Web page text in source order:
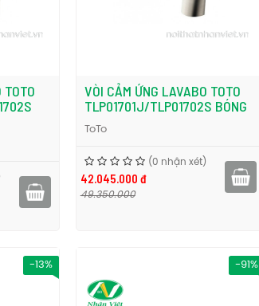
TOTO
VÒI CẢM ỨNG LAVABO TOTO
TLP01701J/TLP01702S BÓNG
ToTo
(0 nhận xét)
42.045.000 đ
49.350.000
-13% -91%